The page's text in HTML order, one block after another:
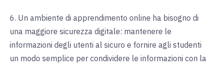
6. Un ambiente di apprendimento online ha bisogno di
una maggiore sicurezza digitale: mantenere le
informazioni degli utenti al sicuro e fornire agli studenti
un modo semplice per condividere le informazioni con la